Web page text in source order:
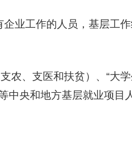
工作的人员，基层工作
、支医和扶贫）、“大
中央和地方基层就业项目